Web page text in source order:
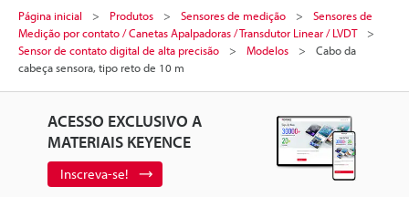
Página inicial Produtos Sensores de medição
Sensores de
Medição por contato / Canetas Apalpadoras / Transdutor Linear / LVDT
Sensor de contato digital de alta precisão
Modelos
Cabo da
cabeça sensora, tipo reto de 10 m
ACESSO EXCLUSIVO A
MATERIAIS KEYENCE
Inscreva-se!